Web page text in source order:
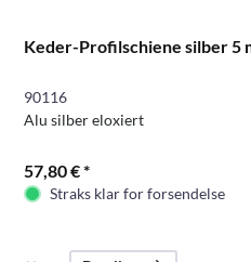
Keder-Profilschiene silber 5
90116
Alu silber eloxiert
57,80 € *
Straks klar for forsendelse